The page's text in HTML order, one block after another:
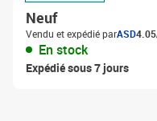
Neuf
Vendu et expédié parASD
En stock
Expédié sous 7 jours